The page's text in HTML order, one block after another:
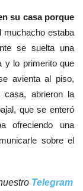
su casa porque
estaba
se suelta una
y lo primerito que
avienta al piso,
abrieron la
que se enteró
ofreciendo una
sobre el
Telegram